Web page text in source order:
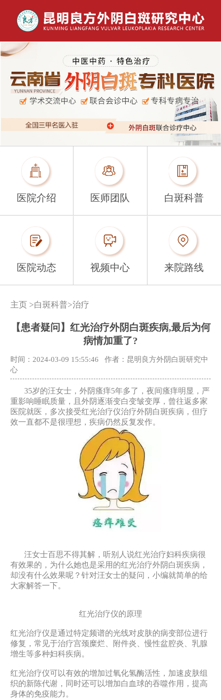
医院介绍 医师团队 白斑科普
医院动态 视频中心 来院路线
主页 >白斑科普>治疗
【患者疑问】红光治疗外阴白斑疾病,最后为何
病情加重了?
时间：2024-03-09 15:55:46
作者：昆明良方外阴白斑研究中
心
35岁的汪女士，外阴瘙痒5年多了，夜间瘙痒明显，严
重影响睡眠质量，且外阴逐渐变白变皱变厚，曾往返多家
医院就医，多次接受红光治疗仪治疗外阴白斑疾病，但疗
效一直都不是很理想，疾病仍然反复发作。
汪女士百思不得其解，听别人说红光治疗妇科疾病很
有效果的，为什么她也是采用的红光治疗外阴白斑疾病，
却没有什么效果呢？针对汪女士的疑问，小编就简单的给
大家解答一下。
红光治疗仪的原理
红光治疗仪是通过特定频谱的光线对皮肤的病变部位进行
修复，常见于治疗宫颈糜烂、附件炎、慢性盆腔炎、乳腺
增生等多种妇科疾病。
红光治疗仪可以有效的增加过氧化氢酶活性，加速皮肤组
织的新陈代谢，同时还可以增加白血球的吞噬作用，提高
身体的免疫能力。